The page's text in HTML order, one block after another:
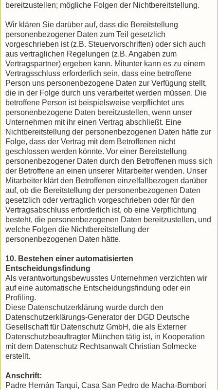
bereitzustellen; mögliche Folgen der Nichtbereitstellung.
Wir klären Sie darüber auf, dass die Bereitstellung
personenbezogener Daten zum Teil gesetzlich
vorgeschrieben ist (z.B. Steuervorschriften) oder sich auch
aus vertraglichen Regelungen (z.B. Angaben zum
Vertragspartner) ergeben kann. Mitunter kann es zu einem
Vertragsschluss erforderlich sein, dass eine betroffene
Person uns personenbezogene Daten zur Verfügung stellt,
die in der Folge durch uns verarbeitet werden müssen. Die
betroffene Person ist beispielsweise verpflichtet uns
personenbezogene Daten bereitzustellen, wenn unser
Unternehmen mit ihr einen Vertrag abschließt. Eine
Nichtbereitstellung der personenbezogenen Daten hätte zur
Folge, dass der Vertrag mit dem Betroffenen nicht
geschlossen werden könnte. Vor einer Bereitstellung
personenbezogener Daten durch den Betroffenen muss sich
der Betroffene an einen unserer Mitarbeiter wenden. Unser
Mitarbeiter klärt den Betroffenen einzelfallbezogen darüber
auf, ob die Bereitstellung der personenbezogenen Daten
gesetzlich oder vertraglich vorgeschrieben oder für den
Vertragsabschluss erforderlich ist, ob eine Verpflichtung
besteht, die personenbezogenen Daten bereitzustellen, und
welche Folgen die Nichtbereitstellung der
personenbezogenen Daten hätte.
10. Bestehen einer automatisierten
Entscheidungsfindung
Als verantwortungsbewusstes Unternehmen verzichten wir
auf eine automatische Entscheidungsfindung oder ein
Profiling.
Diese Datenschutzerklärung wurde durch den
Datenschutzerklärungs-Generator der DGD Deutsche
Gesellschaft für Datenschutz GmbH, die als Externer
Datenschutzbeauftragter München tätig ist, in Kooperation
mit dem Datenschutz Rechtsanwalt Christian Solmecke
erstellt.
Anschrift:
Padre Hernán Tarqui, Casa San Pedro de Macha-Bombori